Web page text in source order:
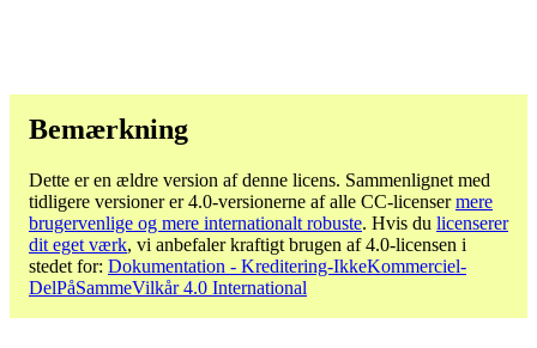
Bemærkning
Dette er en ældre version af denne licens. Sammenlignet med
tidligere versioner er 4.0-versionerne af alle CC-licensermere
brugervenlige og mere internationalt robuste. Hvis du licenserer
dit eget værk, vi anbefaler kraftigt brugen af ​​4.0-licensen i
stedet for: Dokumentation - Kreditering-IkkeKommerciel-
DelPåSammeVilkår 4.0 International